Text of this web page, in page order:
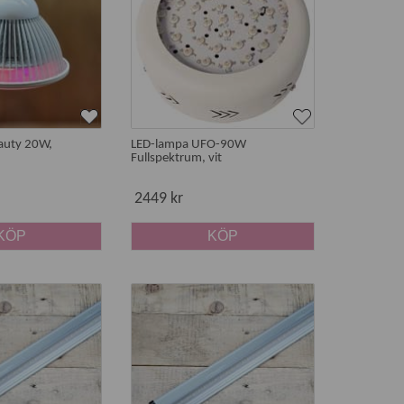
passar dina växter och den miljö där de ska
20W,
LED-lampa UFO-90W
Fullspektrum, vit
2449 kr
KÖP